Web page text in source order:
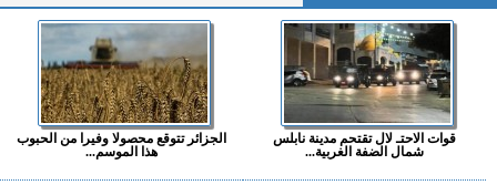
قوات الاحتـ لال تقتحم مدينة نابلس
شمال الضفة الغربية...
الجزائر تتوقع محصولا وفيرا من الحبوب
هذا الموسم...